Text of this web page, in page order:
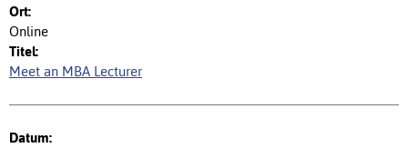
Online
Meet an MBA Lecturer